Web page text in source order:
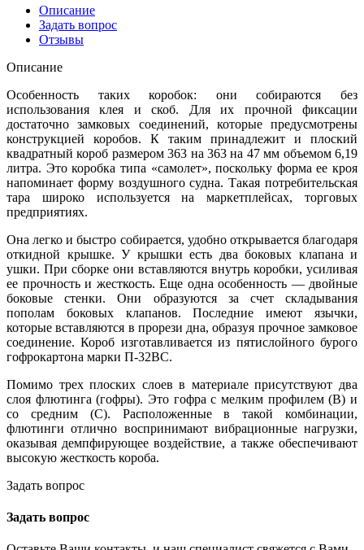
Описание
Задать вопрос
Отзывы
Описание
Особенность таких коробок: они собираются без
использования клея и скоб. Для их прочной фиксации
достаточно замковых соединений, которые предусмотрены
конструкцией коробов. К таким принадлежит и плоский
квадратный короб размером 363 на 363 на 47 мм объемом 6,19
литра. Это коробка типа «самолет», поскольку форма ее кроя
напоминает форму воздушного судна. Такая потребительская
тара широко используется на маркетплейсах, торговых
предприятиях.
Она легко и быстро собирается, удобно открывается благодаря
откидной крышке. У крышки есть два боковых клапана и
ушки. При сборке они вставляются внутрь коробки, усиливая
ее прочность и жесткость. Еще одна особенность — двойные
боковые стенки. Они образуются за счет складывания
пополам боковых клапанов. Последние имеют язычки,
которые вставляются в прорези дна, образуя прочное замковое
соединение. Короб изготавливается из пятислойного бурого
гофрокартона марки П-32ВС.
Помимо трех плоских слоев в материале присутствуют два
слоя флютинга (гофры). Это гофра с мелким профилем (В) и
со средним (С). Расположенные в такой комбинации,
флютинги отлично воспринимают вибрационные нагрузки,
оказывая демпфирующее воздействие, а также обеспечивают
высокую жесткость короба.
Задать вопрос
Задать вопрос